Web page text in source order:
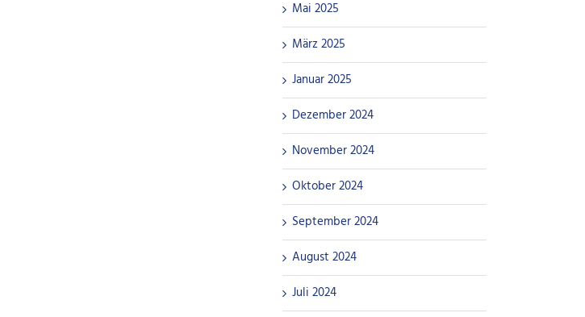
Mai 2025
März 2025
Januar 2025
Dezember 2024
November 2024
Oktober 2024
September 2024
August 2024
Juli 2024